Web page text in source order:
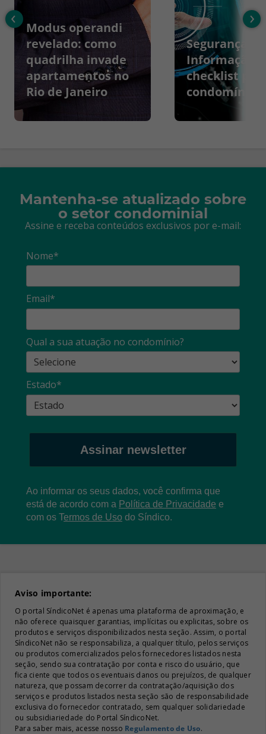
Modus operandi
revelado: como
quadrilha invade
apartamentos no
Rio de Janeiro
Segurança da
Informação:
checklist
condomínios
‹ ›
Mantenha-se atualizado sobre
o setor condominial
Assine e receba conteúdos exclusivos por e-mail:
Nome*
Email*
Qual a sua atuação no condomínio?
Estado*
Assinar newsletter
Ao informar os seus dados, você confirma que
está de acordo com a Política de Privacidade e
com os Termos de Uso do Síndico.
Aviso importante:
O portal SíndicoNet é apenas uma plataforma de aproximação, e
não oferece quaisquer garantias, implícitas ou explicitas, sobre os
produtos e serviços disponibilizados nesta seção. Assim, o portal
SíndicoNet não se responsabiliza, a qualquer título, pelos serviços
ou produtos comercializados pelos fornecedores listados nesta
seção, sendo sua contratação por conta e risco do usuário, que
fica ciente que todos os eventuais danos ou prejuízos, de qualquer
natureza, que possam decorrer da contratação/aquisição dos
serviços e produtos listados nesta seção são de responsabilidade
exclusiva do fornecedor contratado, sem qualquer solidariedade
ou subsidiariedade do Portal SíndicoNet.
Para saber mais, acesse nosso Regulamento de Uso.